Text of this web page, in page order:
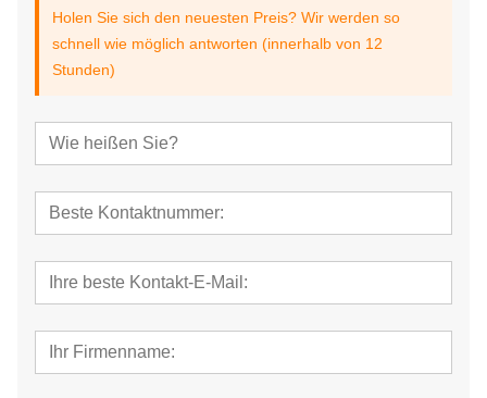
Holen Sie sich den neuesten Preis? Wir werden so
schnell wie möglich antworten (innerhalb von 12
Stunden)